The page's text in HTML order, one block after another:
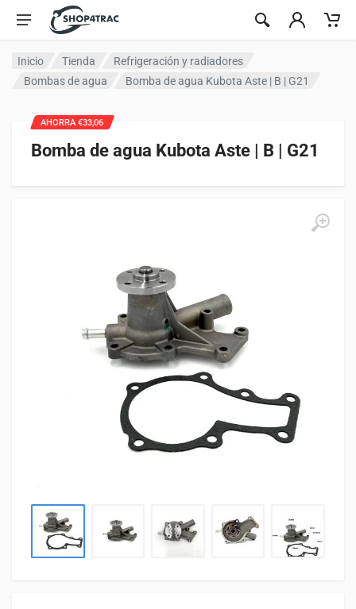
Ir al contenido
Inicio Tienda
Refrigeración y radiadores
Bombas de agua
Bomba de agua Kubota Aste | B | G21
Bomba de agua Kubota Aste | B | G21
AHORRA €33,06